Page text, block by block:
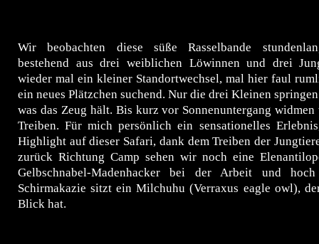
Wir beobachten diese süße Rasselbande
bestehend aus drei weiblichen Löwinnen und drei
wieder mal ein kleiner Standortwechsel, mal hier faul
ein neues Plätzchen suchend. Nur die drei Kleinen
was das Zeug hält. Bis kurz vor Sonnenuntergang
Treiben. Für mich persönlich ein sensationelles
Highlight auf dieser Safari, dank dem Treiben der
zurück Richtung Camp sehen wir noch eine
Gelbschnabel-Madenhacker bei der Arbeit und
Schirmakazie sitzt ein Milchuhu (Verraxus eagle owl),
Blick hat.